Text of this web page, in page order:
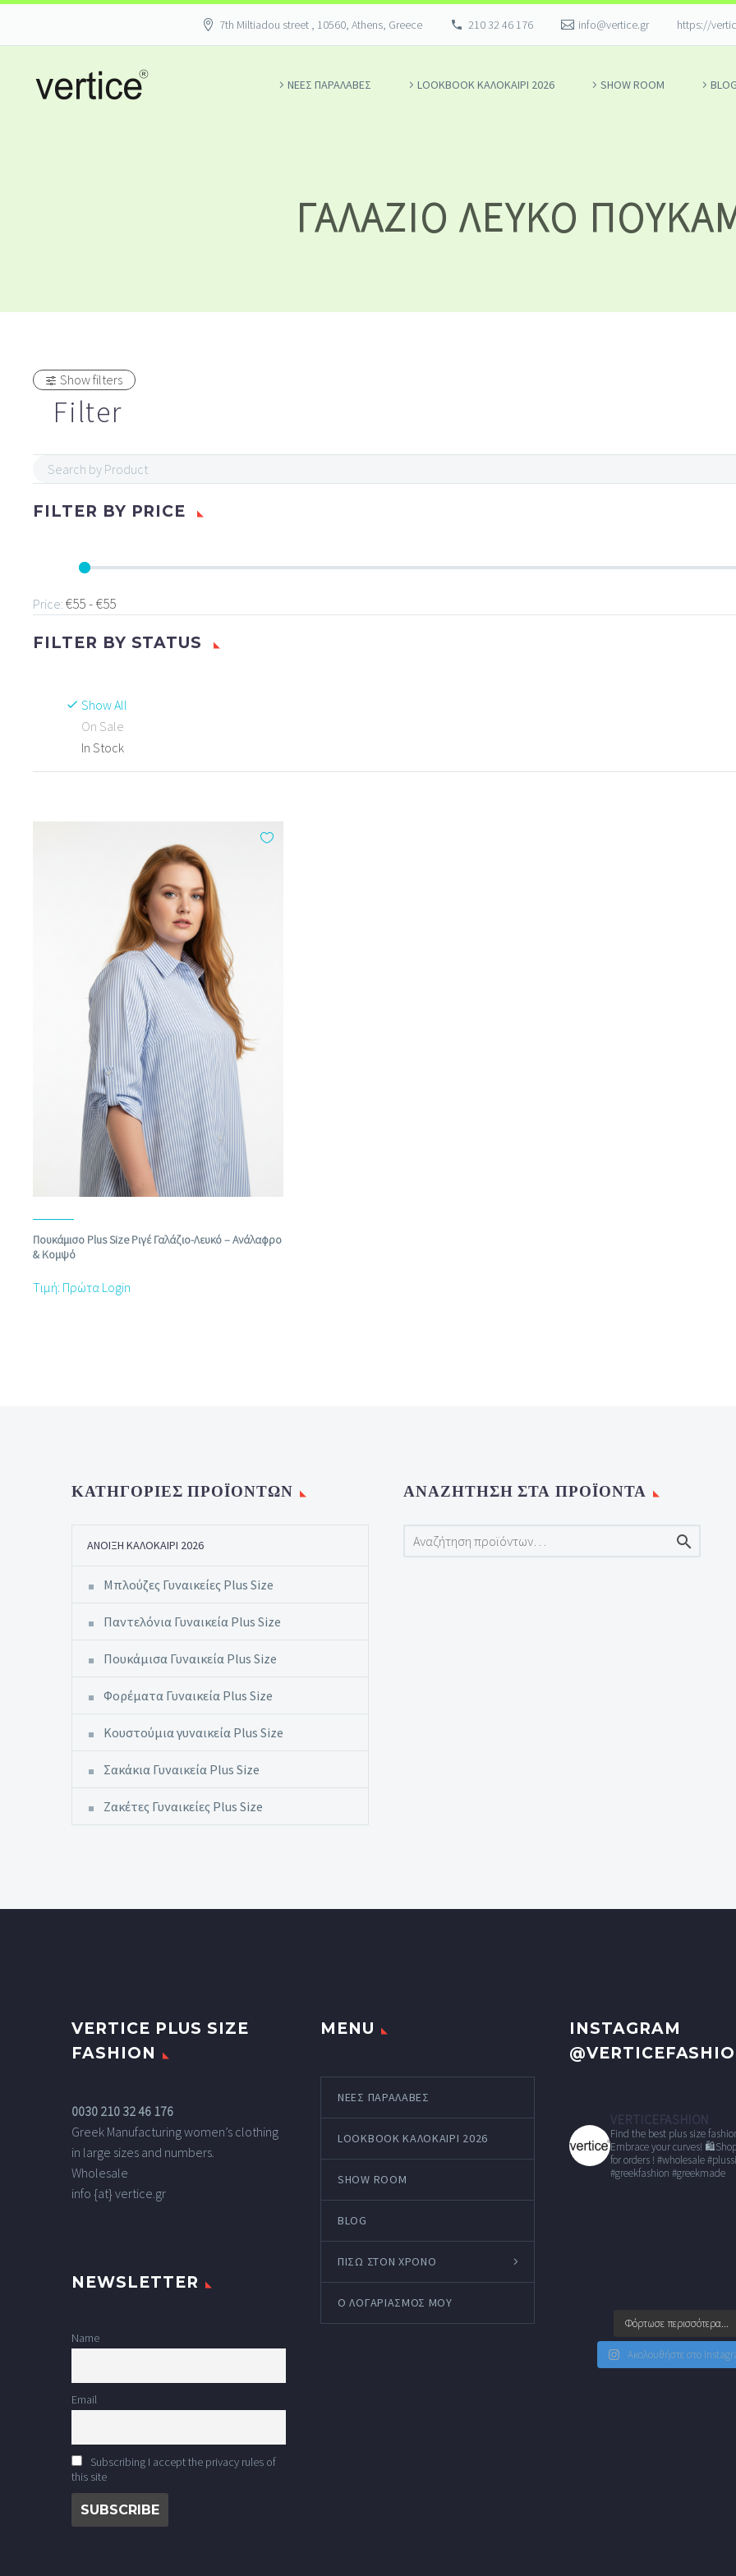
7th Miltiadou street , 10560, Athens, Greece 210 32 46 176 info@vertice.gr https://
ΝΕΕΣ ΠΑΡΑΛΑΒΕΣ LOOKBOOK ΚΑΛΟΚΑΊΡΙ 2026 SHOW ROOM
ΓΑΛΆΖΙΟ ΛΕΥΚΌ
Show filters
Filter
FILTER BY PRICE
Price: €55 - €55
FILTER BY STATUS
Show All
On Sale
In Stock
Πουκάμισο Plus Size Ριγέ Γαλάζιο‑Λευκό – Ανάλαφρο
& Κομψό
Τιμή: Πρώτα Login
ΚΑΤΗΓΟΡΊΕΣ ΠΡΟΪΌΝΤΩΝ
ΆΝΟΙΞΗ ΚΑΛΟΚΑΊΡΙ 2026
Μπλούζες Γυναικείες Plus Size
Παντελόνια Γυναικεία Plus Size
Πουκάμισα Γυναικεία Plus Size
Φορέματα Γυναικεία Plus Size
Κουστούμια γυναικεία Plus Size
Σακάκια Γυναικεία Plus Size
Ζακέτες Γυναικείες Plus Size
ΑΝΑΖΉΤΗΣΗ ΣΤΑ ΠΡΟΪΌΝΤΑ

VERTICE PLUS SIZE
FASHION
0030 210 32 46 176
Greek Manufacturing women’s clothing
in large sizes and numbers.
Wholesale
info {at} vertice.gr
MENU
ΝΕΕΣ ΠΑΡΑΛΑΒΕΣ
LOOKBOOK ΚΑΛΟΚΑΊΡΙ 2026
SHOW ROOM
BLOG
ΠΙΣΩ ΣΤΟΝ ΧΡΟΝΟ
Ο ΛΟΓΑΡΙΑΣΜΌΣ ΜΟΥ
INSTAGRAM
VERTICEFASHION
Find the best plus size
Embrace your curves!
for orders ! #wholesale
#greekfashion #greekmade
Φόρτωσε περισσότερα...
Ακολουθήστε στο
NEWSLETTER
Name
Email
Subscribing I accept the privacy rules of
this site